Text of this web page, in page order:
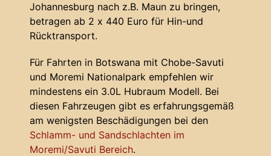
Johannesburg nach z.B. Maun zu bringen,
betragen ab 2 x 440 Euro für Hin-und
Rücktransport.
Für Fahrten in Botswana mit Chobe-Savuti
und Moremi Nationalpark empfehlen wir
mindestens ein 3.0L Hubraum Modell. Bei
diesen Fahrzeugen gibt es erfahrungsgemäß
am wenigsten Beschädigungen bei den
Schlamm- und Sandschlachten im
Moremi/Savuti Bereich.